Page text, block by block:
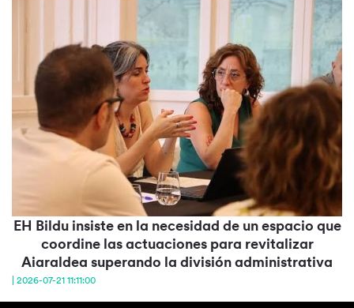
EH Bildu insiste en la necesidad de un espacio que
coordine las actuaciones para revitalizar
Aiaraldea superando la división administrativa
| 2026-07-21 11:11:00